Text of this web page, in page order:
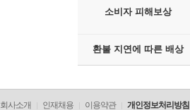
소비자 피해보상
환불 지연에 따른 배상
회사소개 인재채용 이용약관 개인정보처리방침